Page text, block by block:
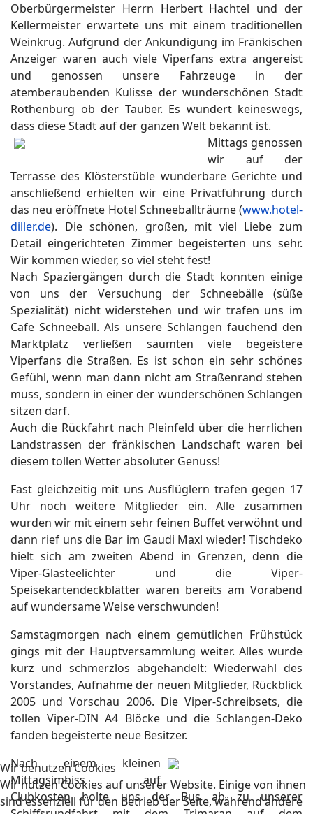
Oberbürgermeister Herrn Herbert Hachtel und der
Kellermeister erwartete uns mit einem traditionellen
Weinkrug. Aufgrund der Ankündigung im Fränkischen
Anzeiger waren auch viele Viperfans extra angereist
und genossen unsere Fahrzeuge in der
atemberaubenden Kulisse der wunderschönen Stadt
Rothenburg ob der Tauber. Es wundert keineswegs,
dass diese Stadt auf der ganzen Welt bekannt ist.
Mittags genossen
wir auf der
Terrasse des Klösterstüble wunderbare Gerichte und
anschließend erhielten wir eine Privatführung durch
das neu eröffnete Hotel Schneeballträume (www.hotel-
diller.de). Die schönen, großen, mit viel Liebe zum
Detail eingerichteten Zimmer begeisterten uns sehr.
Wir kommen wieder, so viel steht fest!
Nach Spaziergängen durch die Stadt konnten einige
von uns der Versuchung der Schneebälle (süße
Spezialität) nicht widerstehen und wir trafen uns im
Cafe Schneeball. Als unsere Schlangen fauchend den
Marktplatz verließen säumten viele begeistere
Viperfans die Straßen. Es ist schon ein sehr schönes
Gefühl, wenn man dann nicht am Straßenrand stehen
muss, sondern in einer der wunderschönen Schlangen
sitzen darf.
Auch die Rückfahrt nach Pleinfeld über die herrlichen
Landstrassen der fränkischen Landschaft waren bei
diesem tollen Wetter absoluter Genuss!
Fast gleichzeitig mit uns Ausflüglern trafen gegen 17
Uhr noch weitere Mitglieder ein. Alle zusammen
wurden wir mit einem sehr feinen Buffet verwöhnt und
dann rief uns die Bar im Gaudi Maxl wieder! Tischdeko
hielt sich am zweiten Abend in Grenzen, denn die
Viper-Glasteelichter und die Viper-
Speisekartendeckblätter waren bereits am Vorabend
auf wundersame Weise verschwunden!
Samstagmorgen nach einem gemütlichen Frühstück
gings mit der Hauptversammlung weiter. Alles wurde
kurz und schmerzlos abgehandelt: Wiederwahl des
Vorstandes, Aufnahme der neuen Mitglieder, Rückblick
2005 und Vorschau 2006. Die Viper-Schreibsets, die
tollen Viper-DIN A4 Blöcke und die Schlangen-Deko
fanden begeisterte neue Besitzer.
Nach einem kleinen
Mittagsimbiss auf
Clubkosten holte uns der Bus ab zu unserer
Wir benutzen Cookies
Wir nutzen Cookies auf unserer Website. Einige von ihnen
sind essenziell für den Betrieb der Seite, während andere